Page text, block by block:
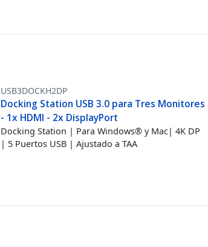
USB3DOCKH2DP
Docking Station USB 3.0 para Tres Monitores
- 1x HDMI - 2x DisplayPort
Docking Station | Para Windows® y Mac| 4K DP
| 5 Puertos USB | Ajustado a TAA